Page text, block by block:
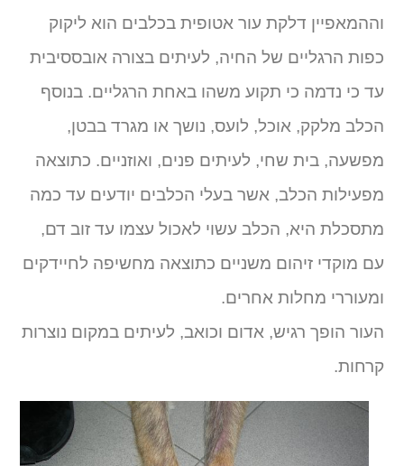
וההמאפיין דלקת עור אטופית בכלבים הוא ליקוק
כפות הרגליים של החיה, לעיתים בצורה אובססיבית
עד כי נדמה כי תקוע משהו באחת הרגליים. בנוסף
הכלב מלקק, אוכל, לועס, נושך או מגרד בבטן,
מפשעה, בית שחי, לעיתים פנים, ואוזניים. כתוצאה
מפעילות הכלב, אשר בעלי הכלבים יודעים עד כמה
מתסכלת היא, הכלב עשוי לאכול עצמו עד זוב דם,
עם מוקדי זיהום משניים כתוצאה מחשיפה לחיידקים
ומעוררי מחלות אחרים.
העור הופך רגיש, אדום וכואב, לעיתים במקום נוצרות
קרחות.